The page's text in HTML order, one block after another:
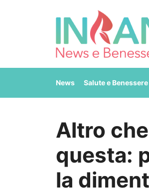
News Salute e Benessere
Altro
questa:
la